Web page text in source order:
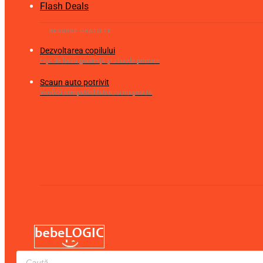
Flash Deals
Dezvoltarea copilului
Fișe de lucru gradiniță și clasele primare
Scaun auto potrivit
Verifică compatibilitatea cu mașina ta
Products